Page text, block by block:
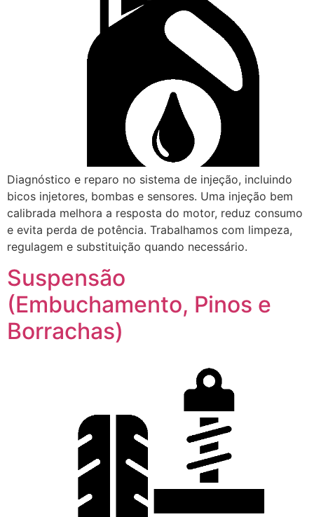
Diagnóstico e reparo no sistema de injeção, incluindo
bicos injetores, bombas e sensores. Uma injeção bem
calibrada melhora a resposta do motor, reduz consumo
e evita perda de potência. Trabalhamos com limpeza,
regulagem e substituição quando necessário.
Suspensão
(Embuchamento, Pinos e
Borrachas)